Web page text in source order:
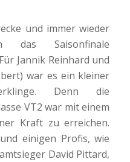
und immer wieder
das Saisonfinale
Jannik Reinhard und
war es ein kleiner
Denn die
VT2 war mit einem
Kraft zu erreichen.
einigen Profis, wie
David Pittard,